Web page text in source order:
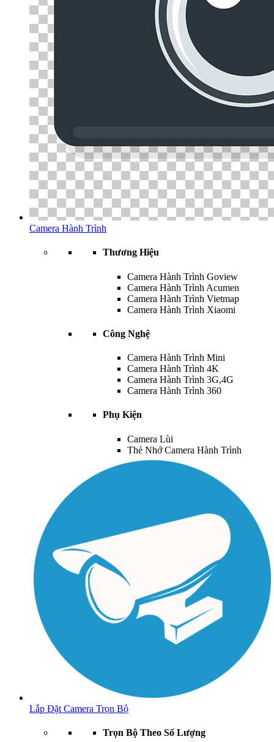
Camera Hành Trình
Thương Hiệu
Camera Hành Trình Goview
Camera Hành Trình Acumen
Camera Hành Trình Vietmap
Camera Hành Trình Xiaomi
Công Nghệ
Camera Hành Trình Mini
Camera Hành Trình 4K
Camera Hành Trình 3G,4G
Camera Hành Trình 360
Phụ Kiện
Camera Lùi
Thẻ Nhớ Camera Hành Trình
Lắp Đặt Camera Trọn Bộ
Trọn Bộ Theo Số Lượng